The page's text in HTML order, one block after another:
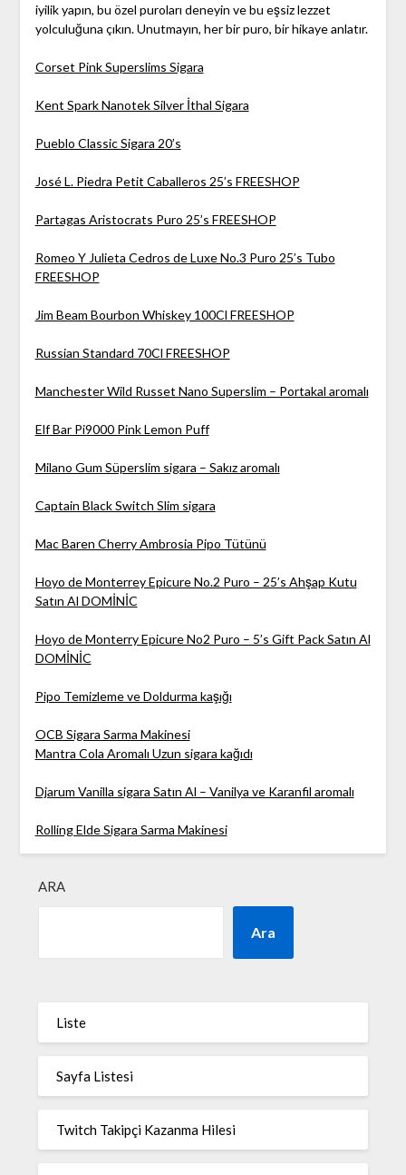
iyilik yapın, bu özel puroları deneyin ve bu eşsiz lezzet
yolculuğuna çıkın. Unutmayın, her bir puro, bir hikaye anlatır.
Corset Pink Superslims Sigara
Kent Spark Nanotek Silver İthal Sigara
Pueblo Classic Sigara 20’s
José L. Piedra Petit Caballeros 25’s FREESHOP
Partagas Aristocrats Puro 25’s FREESHOP
Romeo Y Julieta Cedros de Luxe No.3 Puro 25’s Tubo
FREESHOP
Jim Beam Bourbon Whiskey 100Cl FREESHOP
Russian Standard 70Cl FREESHOP
Manchester Wild Russet Nano Superslim – Portakal aromalı
Elf Bar Pi9000 Pink Lemon Puff
Milano Gum Süperslim sigara – Sakız aromalı
Captain Black Switch Slim sigara
Mac Baren Cherry Ambrosia Pipo Tütünü
Hoyo de Monterrey Epicure No.2 Puro – 25’s Ahşap Kutu
Satın Al DOMİNİC
Hoyo de Monterry Epicure No2 Puro – 5’s Gift Pack Satın Al
DOMİNİC
Pipo Temizleme ve Doldurma kaşığı
OCB Sigara Sarma Makinesi
Mantra Cola Aromalı Uzun sigara kağıdı
Djarum Vanilla sigara Satın Al – Vanilya ve Karanfil aromalı
Rolling Elde Sigara Sarma Makinesi
ARA
Ara
Liste
Sayfa Listesi
Twitch Takipçi Kazanma Hilesi